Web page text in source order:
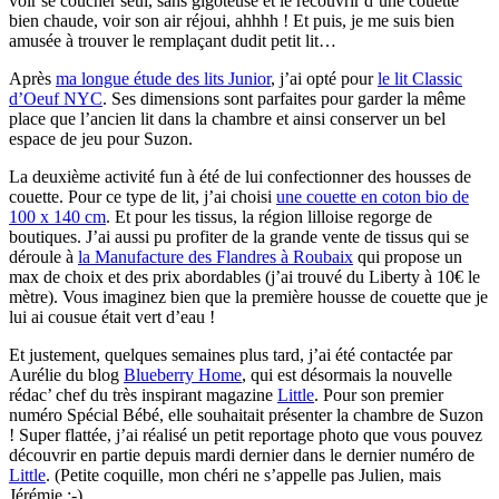
bien chaude, voir son air réjoui, ahhhh ! Et puis, je me suis bien
amusée à trouver le remplaçant dudit petit lit…
Après ma longue étude des lits Junior, j’ai opté pourle lit Classic
d’Oeuf NYC. Ses dimensions sont parfaites pour garder la même
place que l’ancien lit dans la chambre et ainsi conserver un bel
espace de jeu pour Suzon.
La deuxième activité fun à été de lui confectionner des housses de
couette. Pour ce type de lit, j’ai choisi une couette en coton bio de
100 x 140 cm. Et pour les tissus, la région lilloise regorge de
boutiques. J’ai aussi pu profiter de la grande vente de tissus qui se
déroule à la Manufacture des Flandres à Roubaix qui propose un
max de choix et des prix abordables (j’ai trouvé du Liberty à 10€ le
mètre). Vous imaginez bien que la première housse de couette que je
lui ai cousue était vert d’eau !
Et justement, quelques semaines plus tard, j’ai été contactée par
Aurélie du blog Blueberry Home, qui est désormais la nouvelle
rédac’ chef du très inspirant magazine Little. Pour son premier
numéro Spécial Bébé, elle souhaitait présenter la chambre de Suzon
! Super flattée, j’ai réalisé un petit reportage photo que vous pouvez
découvrir en partie depuis mardi dernier dans le dernier numéro de
Little. (Petite coquille, mon chéri ne s’appelle pas Julien, mais